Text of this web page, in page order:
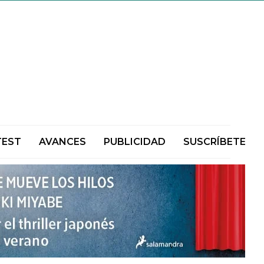
AVANCES PUBLICIDAD SUSCRÍBETE